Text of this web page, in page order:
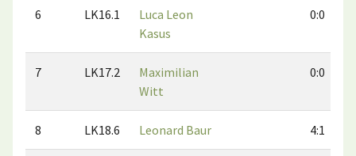
6 LK16.1
Luca Leon
Kasus
0:0
7 LK17.2
Maximilian
Witt
0:0
8 LK18.6 Leonard Baur 4:1